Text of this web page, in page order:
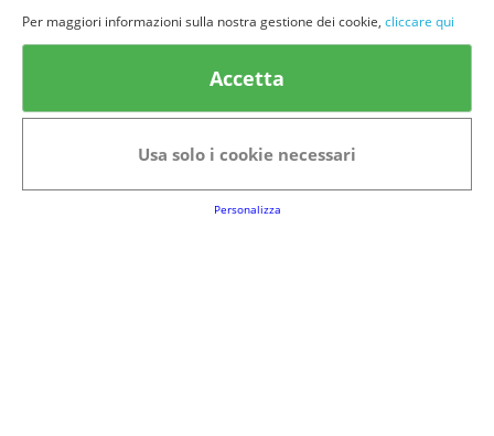
Categorie in evidenza
Alimenti e bevande
Senior
Per maggiori informazioni sulla nostra gestione dei cookie, cliccare qui
Accetta
Usa solo i cookie necessari
Personalizza